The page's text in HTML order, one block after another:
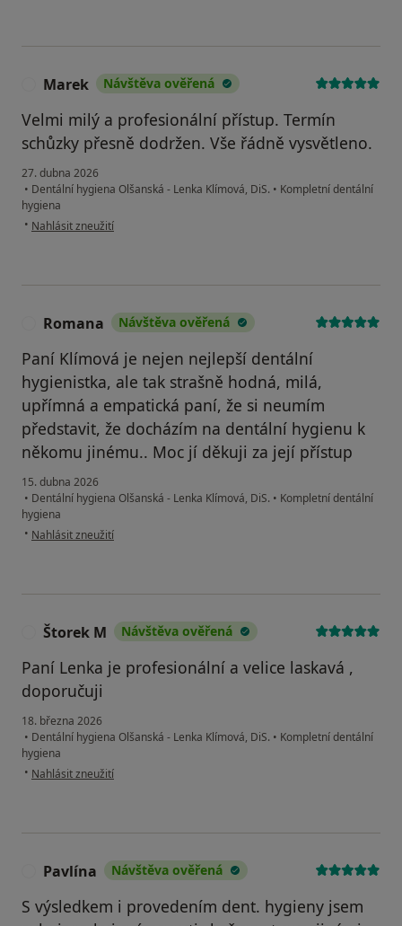
Marek Návštěva ověřená
Velmi milý a profesionální přístup. Termín
schůzky přesně dodržen. Vše řádně vysvětleno.
27. dubna 2026
• Dentální hygiena Olšanská - Lenka Klímová, DiS. • Kompletní dentální
hygiena
• podle názoru uživatele Marek
Nahlásit zneužití
Romana Návštěva ověřená
Paní Klímová je nejen nejlepší dentální
hygienistka, ale tak strašně hodná, milá,
upřímná a empatická paní, že si neumím
představit, že docházím na dentální hygienu k
někomu jinému.. Moc jí děkuji za její přístup
15. dubna 2026
• Dentální hygiena Olšanská - Lenka Klímová, DiS. • Kompletní dentální
hygiena
• podle názoru uživatele Romana
Nahlásit zneužití
Štorek M Návštěva ověřená
Paní Lenka je profesionální a velice laskavá ,
doporučuji
18. března 2026
• Dentální hygiena Olšanská - Lenka Klímová, DiS. • Kompletní dentální
hygiena
• podle názoru uživatele Štorek M
Nahlásit zneužití
Pavlína Návštěva ověřená
S výsledkem i provedením dent. hygieny jsem